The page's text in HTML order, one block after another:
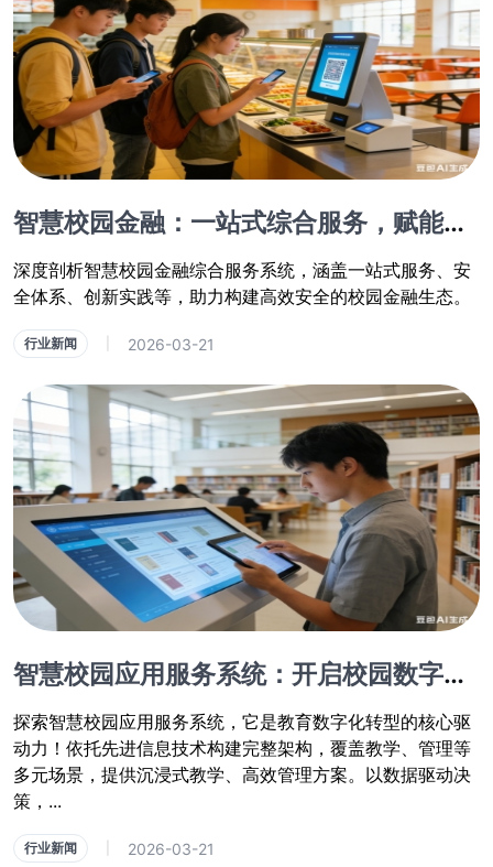
智慧校园金融：一站式综合服务，赋能校园金融生态
深度剖析智慧校园金融综合服务系统，涵盖一站式服务、安
全体系、创新实践等，助力构建高效安全的校园金融生态。
行业新闻 2026-03-21
智慧校园应用服务系统：开启校园数字化智能化新篇
探索智慧校园应用服务系统，它是教育数字化转型的核心驱
动力！依托先进信息技术构建完整架构，覆盖教学、管理等
多元场景，提供沉浸式教学、高效管理方案。以数据驱动决
策，...
行业新闻 2026-03-21